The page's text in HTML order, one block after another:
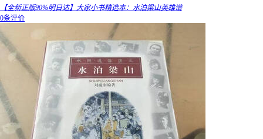
【全新正版90%明日达】大家小书精选本：水泊梁山英雄谱
0条评价